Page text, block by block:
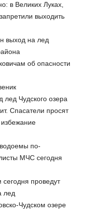
в Великих Луках,
выходить
выход на лед
об опасности
лед Чудского озера
Спасатели просят
по-
МЧС сегодня
проведут
лед
Чудском озере